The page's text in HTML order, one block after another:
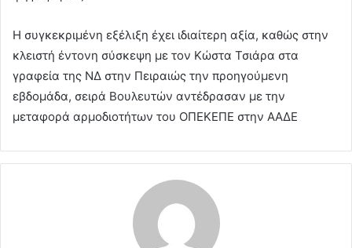
Η συγκεκριμένη εξέλιξη έχει ιδιαίτερη αξία, καθώς στην
κλειστή έντονη σύσκεψη με τον Κώστα Τσιάρα στα
γραφεία της ΝΔ στην Πειραιώς την προηγούμενη
εβδομάδα, σειρά Βουλευτών αντέδρασαν με την
μεταφορά αρμοδιοτήτων του ΟΠΕΚΕΠΕ στην ΑΑΔΕ